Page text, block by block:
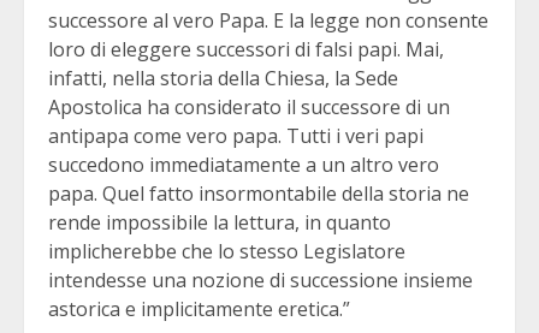
successore al vero Papa. E la legge non consente
loro di eleggere successori di falsi papi. Mai,
infatti, nella storia della Chiesa, la Sede
Apostolica ha considerato il successore di un
antipapa come vero papa. Tutti i veri papi
succedono immediatamente a un altro vero
papa. Quel fatto insormontabile della storia ne
rende impossibile la lettura, in quanto
implicherebbe che lo stesso Legislatore
intendesse una nozione di successione insieme
astorica e implicitamente eretica.”